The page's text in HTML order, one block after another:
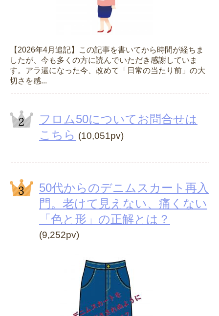
【2026年4月追記】この記事を書いてから時間が経ちま
したが、今も多くの方に読んでいただき感謝していま
す。アラ還になった今、改めて「日常の当たり前」の大
切さを感...
フロム50についてお問合せは
こちら (10,051pv)
50代からのデニムスカート再入
門。老けて見えない、痛くない
「色と形」の正解とは？
(9,252pv)